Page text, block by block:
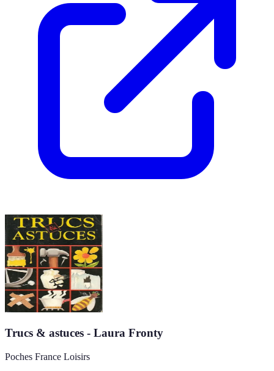
Trucs & astuces - Laura Fronty
Poches France Loisirs